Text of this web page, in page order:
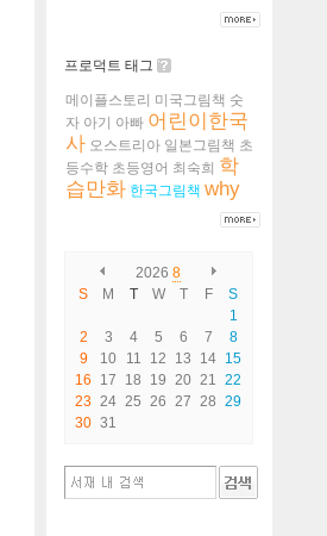
프로덕트 태그
메이플스토리 미국그림책 숫
자 아기 아빠 어린이한국
사 오스트리아 일본그림책 초
등수학 초등영어 최숙희 학
습만화 한국그림책 why
2026 8
S
M T W T F
S
1
2
3 4 5 6 7
8
9
10 11 12 13 14 15
16
17 18 19 20 21
22
23 24 25 26 27 28 29
30 31